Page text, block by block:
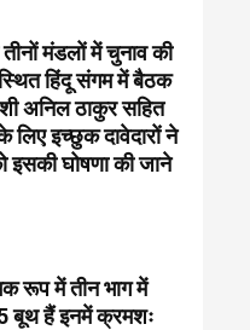
मंडलों में चुनाव की
हिंदू संगम में बैठक
अनिल ठाकुर सहित
इच्छुक दावेदारों ने
इसकी घोषणा की जाने
रूप में तीन भाग में
बूथ हैं इनमें क्रमशः